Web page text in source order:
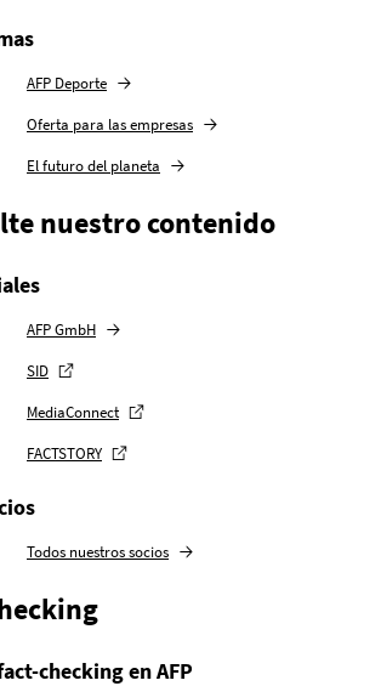
AFP Deporte
Oferta para las empresas
El futuro del planeta
nuestro contenido
AFP GmbH
SID
MediaConnect
FACTSTORY
Todos nuestros socios
checking en AFP